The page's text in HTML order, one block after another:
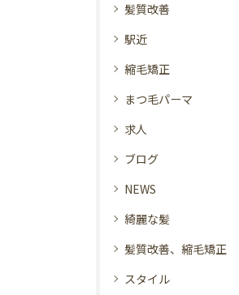
髪質改善
駅近
縮毛矯正
まつ毛パーマ
求人
ブログ
NEWS
綺麗な髪
髪質改善、縮毛矯正
スタイル